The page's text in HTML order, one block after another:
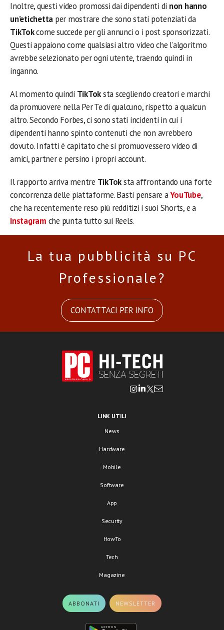
Inoltre, questi video promossi dai dipendenti di non hanno
un’etichetta per mostrare che sono stati potenziati da
TikTokcome succede per gli annunci o i post sponsorizzati.
Questi appaiono come qualsiasi altro video che l’algoritmo
avrebbe selezionato per ogni utente, traendo quindi in
inganno.
Al momento quindi TikToksta scegliendo creatori e marchi
da promuovere nella Per Te di qualcuno, rispetto a qualcun
altro. Secondo Forbes, ci sono stati incidenti in cui i
dipendenti hanno spinto contenuti che non avrebbero
dovuto. Infatti è capitato che si promuovessero video di
amici, partner e persino i propri account.
Il rapporto arriva mentre TikToksta affrontando una forte
concorrenza delle piattaforme. Basti pensare aYouTube,
che ha recentemente reso più redditizi i suoi Shorts, e a
Instagram che punta tutto sui Reels.
La tua pubblicità su PC
Professionale?
CONTATTACI PER INFO
LINK UTILI
News
Hardware
Mobile
Software
App
Security
HowTo
Tech
Magazine
ABBONATI NEWSLETTER